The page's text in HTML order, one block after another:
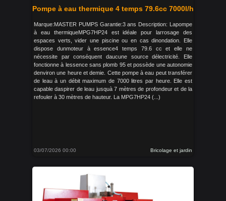
Pompe à eau thermique 4 temps 79.6cc 7000l/h
Marque:MASTER PUMPS Garantie:3 ans Description: Lapompe
à eau thermiqueMPG7HP24 est idéale pour larrosage des
espaces verts, vider une piscine ou en cas dinondation. Elle
dispose dunmoteur à essence4 temps 79.6 cc et elle ne
nécessite par conséquent daucune source délectricité. Elle
fonctionne à lessence sans plomb 95 et possède une autonomie
denviron une heure et demie. Cette pompe à eau peut transférer
de leau à un débit maximum de 7000 litres par heure. Elle est
capable daspirer de leau jusquà 7 mètres de profondeur et de la
refouler à 30 mètres de hauteur. La MPG7HP24 (...)
03/07/2026 00:00 Bricolage et jardin